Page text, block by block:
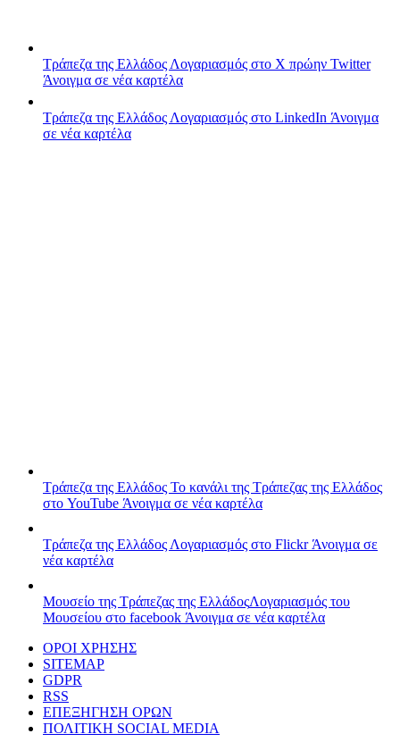
Τράπεζα της Ελλάδος Λογαριασμός στο X πρώην Twitter
Άνοιγμα σε νέα καρτέλα
Τράπεζα της Ελλάδος Λογαριασμός στο LinkedIn Άνοιγμα
σε νέα καρτέλα
Τράπεζα της Ελλάδος Το κανάλι της Τράπεζας της Ελλάδος
στο YouTube Άνοιγμα σε νέα καρτέλα
Τράπεζα της Ελλάδος Λογαριασμός στο FlickrΆνοιγμα σε
νέα καρτέλα
Μουσείο της Τράπεζας της ΕλλάδοςΛογαριασμός του
Μουσείου στο facebook Άνοιγμα σε νέα καρτέλα
ΟΡΟΙ ΧΡΗΣΗΣ
SITEMAP
GDPR
RSS
ΕΠΕΞΗΓΗΣΗ ΟΡΩΝ
ΠΟΛΙΤΙΚΗ SOCIAL MEDIA